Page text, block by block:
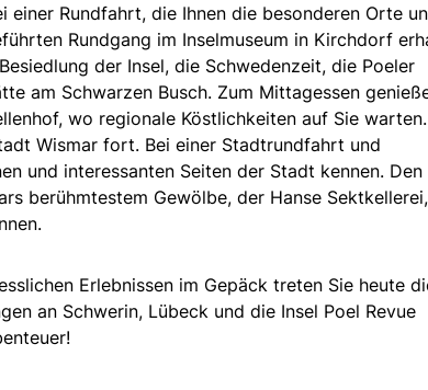
Rundfahrt, die Ihnen die besonderen Orte
Rundgang im Inselmuseum in Kirchdorf
der Insel, die Schwedenzeit, die Poeler
am Schwarzen Busch. Zum Mittagessen
wo regionale Köstlichkeiten auf Sie
Wismar fort. Bei einer Stadtrundfahrt und
und interessanten Seiten der Stadt kennen. Den
berühmtestem Gewölbe, der Hanse
Erlebnissen im Gepäck treten Sie heute
an Schwerin, Lübeck und die Insel Poel Revue